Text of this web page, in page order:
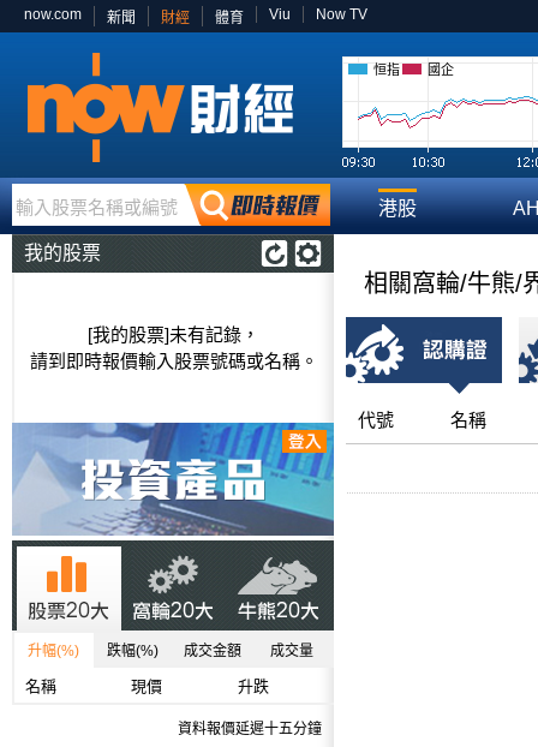
now.com 新聞 財經 體育 Viu Now TV
恒指 國企
輸入股票名稱或編號 港股
我的股票
[我的股票]未有記錄，
請到即時報價輸入股票號碼或名稱。
升幅(%) 跌幅(%) 成交金額 成交量
名稱 現價 升跌
資料報價延遲十五分鐘
相關窩輪/牛熊/
代號 名稱